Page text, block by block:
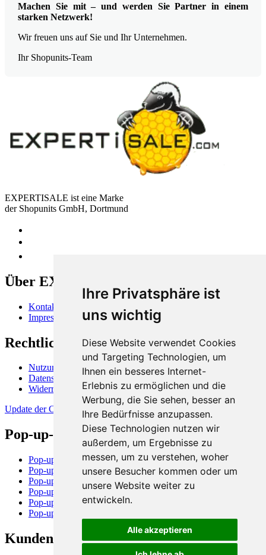
Ihre Privatsphäre ist
uns wichtig
Diese Website verwendet Cookies
und Targeting Technologien, um
Ihnen ein besseres Internet-
Erlebnis zu ermöglichen und die
Werbung, die Sie sehen, besser an
Ihre Bedürfnisse anzupassen.
Diese Technologien nutzen wir
außerdem, um Ergebnisse zu
messen, um zu verstehen, woher
unsere Besucher kommen oder um
unsere Website weiter zu
entwickeln.
Alle akzeptieren
Machen Sie mit – und werden Sie Partner in einem
starken Netzwerk!
Wir freuen uns auf Sie und Ihr Unternehmen.
Ihr Shopunits-Team
EXPERTISALE ist eine Marke
der Shopunits GmbH, Dortmund
Über EXPERTISALE
Kontakt
Impressum
Rechtliches
Nutzungsbedingungen
Datenschutzerklärung
Widerrufsbelehrung
Update der Cookie-Präferenzen
Pop-up-Stores und -Flächen
Pop-up-Store in Berlin
Pop-up-Store in Hamburg
Pop-up-Store in München
Pop-up-Store in Dortmund
Pop-up-Store in Rostock
Pop-up-Store in Stuttgart
Kundeninformation